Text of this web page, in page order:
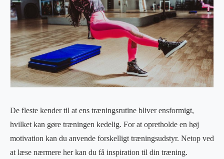
De fleste kender til at ens træningsrutine bliver ensformigt,
hvilket kan gøre træningen kedelig. For at opretholde en høj
motivation kan du anvende forskelligt træningsudstyr. Netop ved
at læse nærmere her kan du få inspiration til din træning.